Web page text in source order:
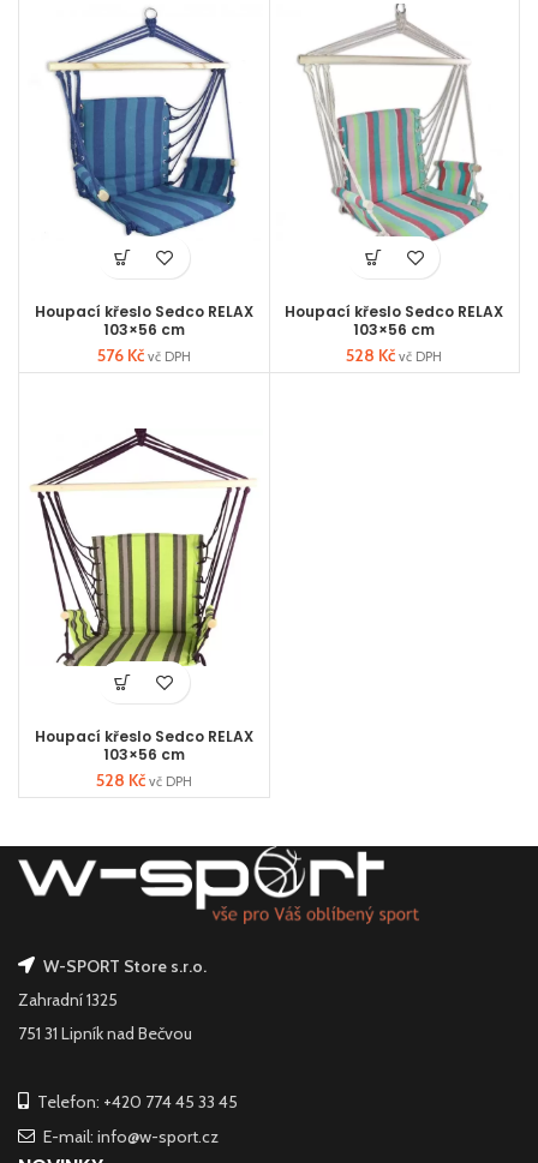
Houpací křeslo Sedco RELAX
103×56 cm
576 Kč vč DPH
Houpací křeslo Sedco RELAX
103×56 cm
528 Kč vč DPH
Houpací křeslo Sedco RELAX
103×56 cm
528 Kč vč DPH
W-SPORT Store s.r.o.
Zahradní 1325
751 31 Lipník nad Bečvou
Telefon: +420 774 45 33 45
E-mail: info@w-sport.cz